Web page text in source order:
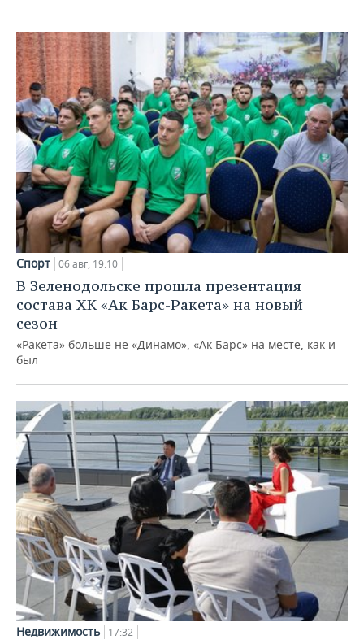
Спорт 06 авг, 19:10
В Зеленодольске прошла презентация
состава ХК «Ак Барс-Ракета» на новый
сезон
«Ракета» больше не «Динамо», «Ак Барс» на месте, как и
был
Недвижимость 17:32